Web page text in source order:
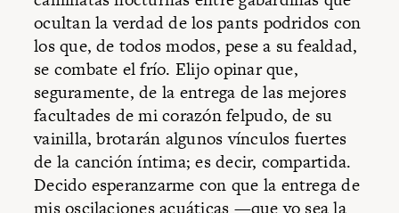
ocultan la verdad de los pants podridos con
los que, de todos modos, pese a su fealdad,
se combate el frío. Elijo opinar que,
seguramente, de la entrega de las mejores
facultades de mi corazón felpudo, de su
vainilla, brotarán algunos vínculos fuertes
de la canción íntima; es decir, compartida.
Decido esperanzarme con que la entrega de
mis oscilaciones acuáticas —que yo sea la